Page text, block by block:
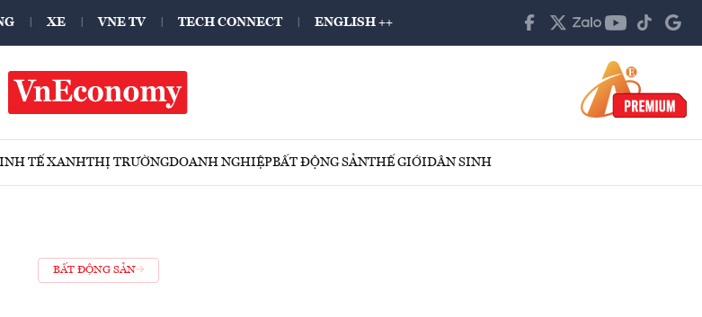
XE VNE TV TECH CONNECT ENGLISH ++
TẾ XANHTHỊ TRƯỜNGDOANH NGHIỆPBẤT ĐỘNG SẢNTHẾ GIỚIDÂN SINH
BẤT ĐỘNG SẢN